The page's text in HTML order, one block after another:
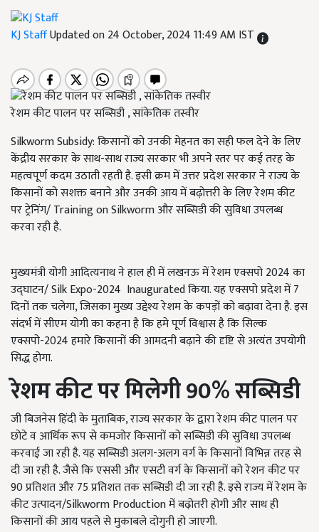
KJ StaffUpdated on 24 October, 2024 11:49 AM IST
रेशम कीट पालन पर सब्सिडी , सांकेतिक तस्वीर
Silkworm Subsidy: किसानों को उनकी मेहनत का सही फल देने के लिए
केंद्रीय सरकार के साथ-साथ राज्य सरकार भी अपने स्तर पर कई तरह के
महत्वपूर्ण कदम उठाती रहती है. इसी क्रम में उत्तर प्रदेश सरकार ने राज्य के
किसानों को सशक्त बनाने और उनकी आय में बढ़ोत्तरी के लिए रेशम कीट
पर ट्रेनिंग/ Training on Silkworm और सब्सिडी की सुविधा उपलब्ध
करवा रही है.
मुख्यमंत्री योगी आदित्यनाथ ने हाल ही में लखनऊ में रेशम एक्सपो 2024 का
उद्घाटन/ Silk Expo-2024 Inaugurated किया. यह एक्सपो प्रदेश में 7
दिनों तक चलेगा, जिसका मुख्य उद्देश्य रेशम के कपड़ों को बढ़ावा देना है. इस
संदर्भ में सीएम योगी का कहना है कि हमे पूर्ण विश्वास है कि सिल्क
एक्सपो-2024 हमारे किसानों की आमदनी बढ़ाने की दृष्टि से अत्यंत उपयोगी
सिद्ध होगा.
रेशम कीट पर मिलेगी 90%सब्सिडी
जी बिजनेस हिंदी के मुताबिक, राज्य सरकार के द्वारा रेशम कीट पालन पर
छोटे व आर्थिक रूप से कमजोर किसानों को सब्सिडी की सुविधा उपलब्ध
करवाई जा रही है. यह सब्सिडी अलग-अलग वर्ग के किसानों विभिन्न तरह से
दी जा रही है. जैसे कि एससी और एसटी वर्ग के किसानों को रेशन कीट पर
90 प्रतिशत और 75 प्रतिशत तक सब्सिडी दी जा रही है. इसे राज्य में रेशम के
कीट उत्पादन/Silkworm Production में बढ़ोतरी होगी और साथ ही
किसानों की आय पहले से मुकाबले दोगुनी हो जाएगी.